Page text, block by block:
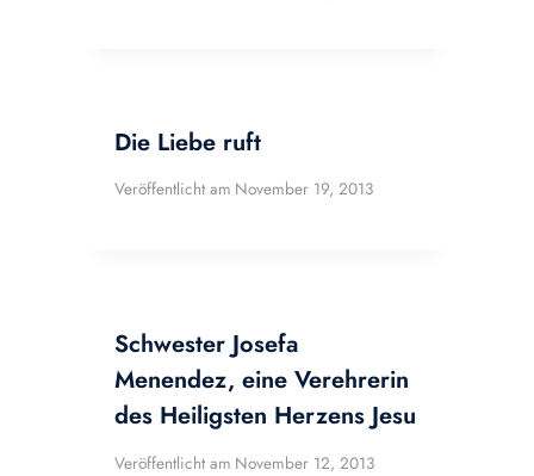
Die Liebe ruft
Veröffentlicht am November 19, 2013
Schwester Josefa
Menendez, eine Verehrerin
des Heiligsten Herzens Jesu
Veröffentlicht am November 12, 2013